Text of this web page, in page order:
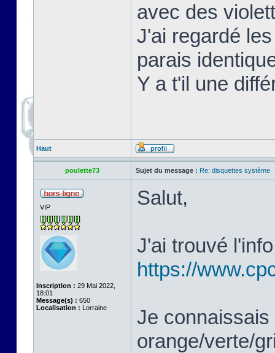
avec des
J'ai regardé
parais
Y a t'il une
Haut
poulette73 Sujet du message : Re: disquettes système
VIP
Inscription : 29 Mai 2022,
18:01
Message(s) : 650
Localisation : Lorraine
Salut,
J'ai trouvé
https://
Je
orange/verte/